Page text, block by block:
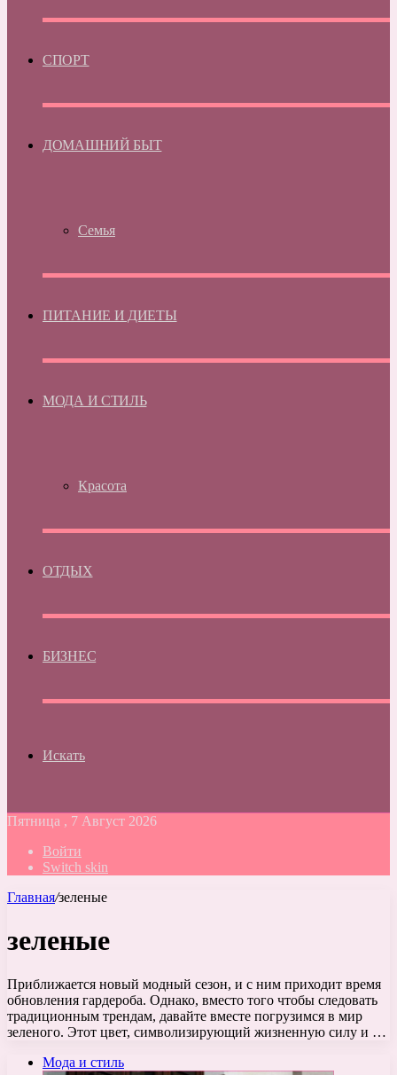
СПОРТ
ДОМАШНИЙ БЫТ
Семья
ПИТАНИЕ И ДИЕТЫ
МОДА И СТИЛЬ
Красота
ОТДЫХ
БИЗНЕС
Искать
Пятница , 7 Август 2026
Войти
Switch skin
Главная/зеленые
зеленые
Приближается новый модный сезон, и с ним приходит время
обновления гардероба. Однако, вместо того чтобы следовать
традиционным трендам, давайте вместе погрузимся в мир
зеленого. Этот цвет, символизирующий жизненную силу и …
Мода и стиль